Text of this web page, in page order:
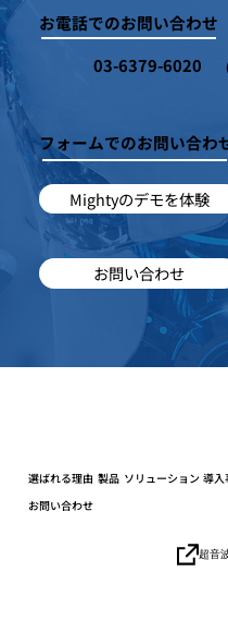
お電話でのお問い合わせ
03-6379-6020
フォームでのお問い合わ
Mightyのデモを体験
お問い合わせ
選ばれる理由 製品 ソリューション 導入
お問い合わせ
超音